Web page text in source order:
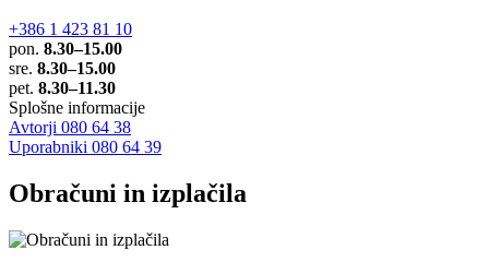
+386 1 423 81 10
pon. 8.30–15.00
sre. 8.30–15.00
pet. 8.30–11.30
Splošne informacije
Avtorji 080 64 38
Uporabniki 080 64 39
Obračuni in izplačila